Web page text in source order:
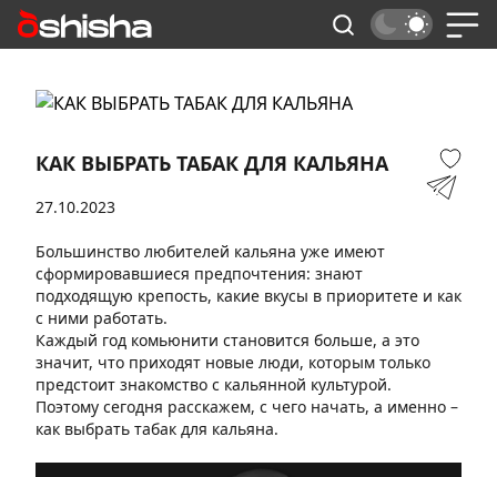
КАК ВЫБРАТЬ ТАБАК ДЛЯ КАЛЬЯНА
27.10.2023
Большинство любителей кальяна уже имеют
сформировавшиеся предпочтения: знают
подходящую крепость, какие вкусы в приоритете и как
с ними работать.
Каждый год комьюнити становится больше, а это
значит, что приходят новые люди, которым только
предстоит знакомство с кальянной культурой.
Поэтому сегодня расскажем, с чего начать, а именно –
как выбрать табак для кальяна.